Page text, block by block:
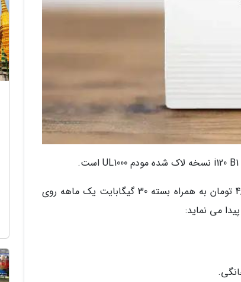
در حال حاضر، مرداد ماه 1404 ایرانسل مودم i120 B1 را با قیمت 4/291/000 تومان به همراه بسته 30 گیگابایت یک ماهه روی